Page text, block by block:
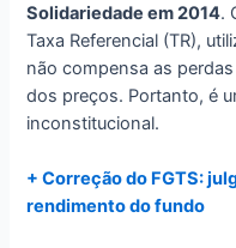
Solidariedade em 2014.
Taxa Referencial (TR),
não compensa as
dos preços. Portanto, é
inconstitucional.
+ Correção do FGTS:
rendimento do fundo